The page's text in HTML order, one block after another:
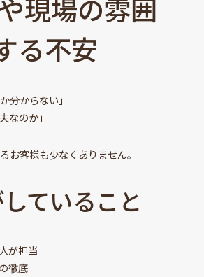
現場の雰囲
る不安
分からない」
なのか」
お客様も少なくありません。
ていること
が担当
徹底